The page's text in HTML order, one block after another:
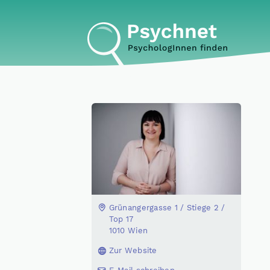
Grünangergasse 1 / Stiege 2 /
Top 17
1010 Wien
Zur Website